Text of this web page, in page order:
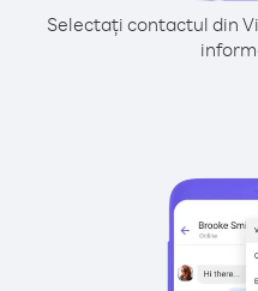
Selectați contactul din